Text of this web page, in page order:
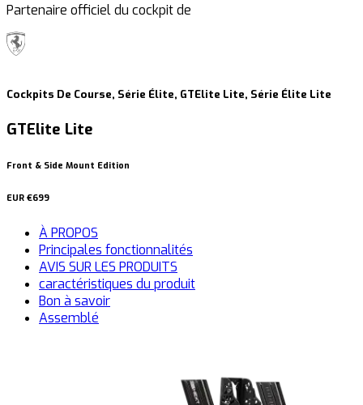
Partenaire officiel du cockpit de
Cockpits De Course, Série Élite, GTElite Lite, Série Élite Lite
GTElite Lite
Front & Side Mount Edition
EUR €699
À PROPOS
Principales fonctionnalités
AVIS SUR LES PRODUITS
caractéristiques du produit
Bon à savoir
Assemblé